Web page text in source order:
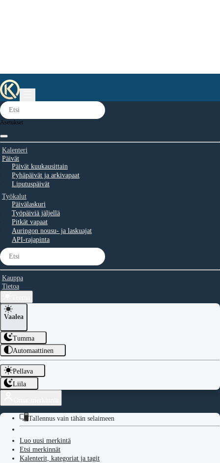
Asetukset
Kalenteri
Päivät
Päivät kuukausittain
Pyhäpäivät ja arkivapaat
Liputuspäivät
Työkalut
Päivälaskuri
Työpäiviä jäljellä
Pitkät vapaat
Auringon nousu- ja laskuajat
API-rajapinta
Kauppa
Tietoa
Vaalea
Tumma
Automaattinen
Pellava
Liila
Tallennus vain tähän selaimeen
Luo uusi merkintä
Etsi merkinnät
Kalenterit, kategoriat ja tagit